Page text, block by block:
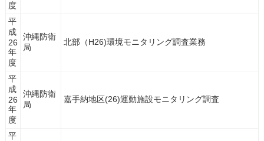
度
平
成
26
年
度
沖縄防衛
局
北部（H26)環境モニタリング調査業務
平
成
26
年
度
沖縄防衛
局
嘉手納地区(26)運動施設モニタリング調査
平